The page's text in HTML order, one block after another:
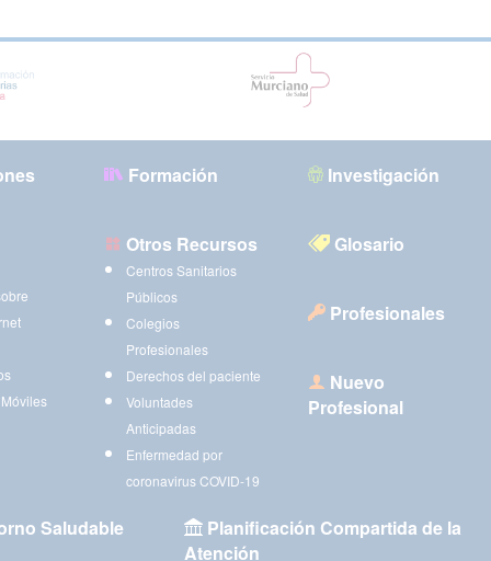
Formación Investigación
Otros Recursos
Centros Sanitarios
Públicos
Colegios
Profesionales
Derechos del paciente
Voluntades
Anticipadas
Enfermedad por
coronavirus COVID-19
Glosario
Profesionales
Nuevo
Profesional
Saludable
Planificación Compartida de la
Atención